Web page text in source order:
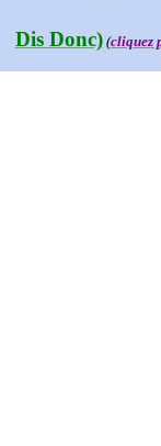
Dis Donc)(cliquez